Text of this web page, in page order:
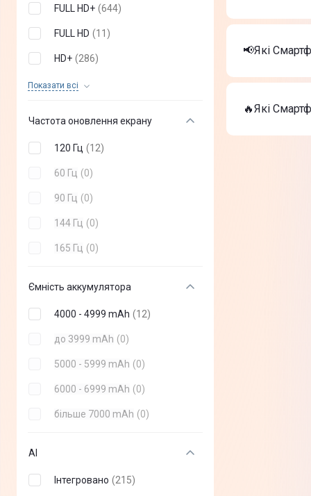
FULL HD+ (644)
FULL HD (11 )
HD+ (286)
Показати всi
HD (18 )
Частота оновлення екрану
120 Гц (12)
60 Гц (0)
90 Гц (0)
144 Гц (0)
165 Гц (0)
Ємність аккумулятора
4000 - 4999 mAh (12)
до 3999 mAh (0)
5000 - 5999 mAh (0)
6000 - 6999 mAh (0)
більше 7000 mAh (0)
AI
Інтегровано (215)
Смартфон
Найкращі
Apple
Смартфон
📢Які
На
Apple
Смартфон
🔥Які